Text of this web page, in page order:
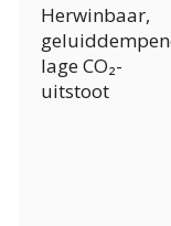
Herwinbaar,
lage CO₂-
uitstoot